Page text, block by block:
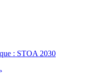
: STOA 2030